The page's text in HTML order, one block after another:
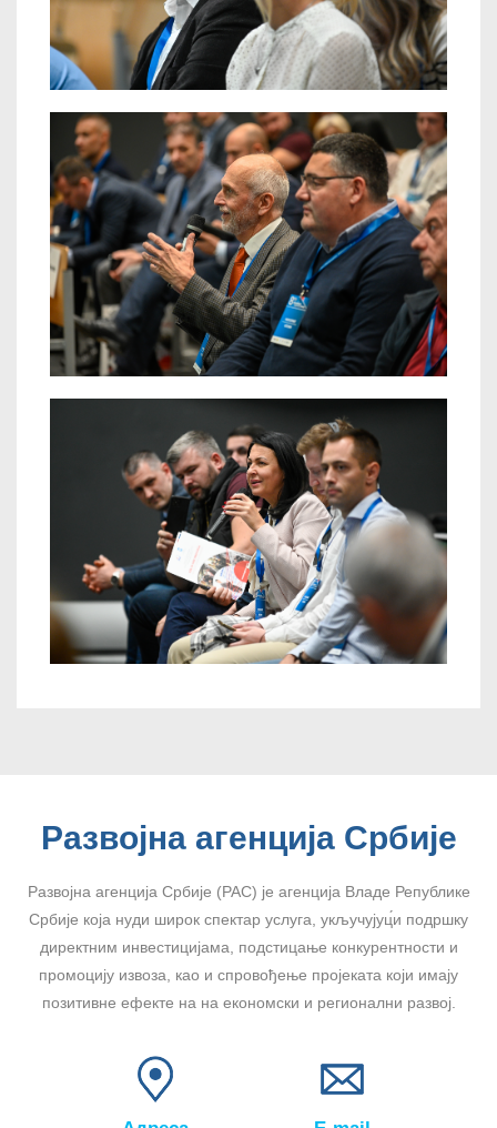
Развојна агенција Србије
Развојна агенција Србије (РАС) је агенција Владе Републике
Србије која нуди широк спектар услуга, укључујуц́и подршку
директним инвестицијама, подстицање конкурентности и
промоцију извоза, као и спровођење пројеката који имају
позитивне ефекте на на економски и регионални развој.